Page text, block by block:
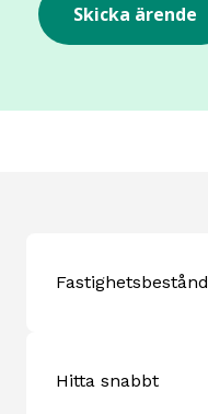
Fastighetsbestånd
Hitta snabbt